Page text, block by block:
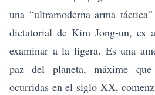
una “ultramoderna arma
dictatorial de Kim Jong-un, es
examinar a la ligera. Es una
paz del planeta, máxime que
ocurridas en el siglo XX,